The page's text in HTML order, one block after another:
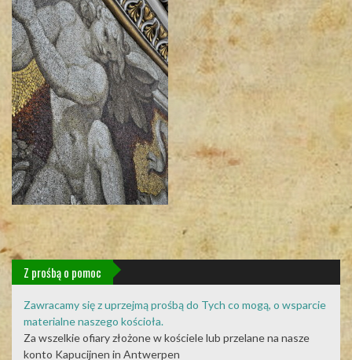
Z prośbą o pomoc
Zawracamy się z uprzejmą prośbą do Tych co mogą, o wsparcie
materialne naszego kościoła.
Za wszelkie ofiary złożone w kościele lub przelane na nasze
konto Kapucijnen in Antwerpen